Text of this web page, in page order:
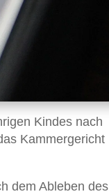
Kindes nach
Kammergericht
dem Ableben des